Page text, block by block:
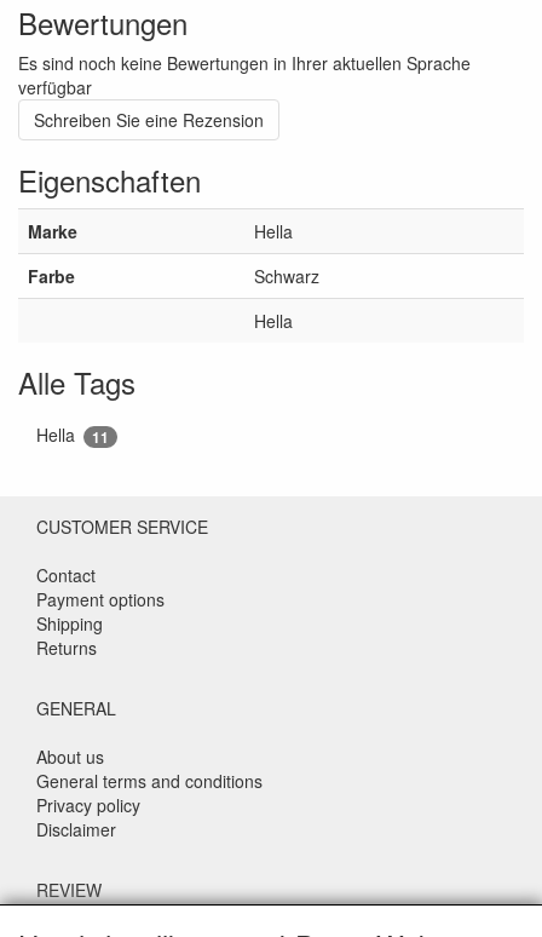
Bewertungen
Es sind noch keine Bewertungen in Ihrer aktuellen Sprache
verfügbar
Schreiben Sie eine Rezension
Eigenschaften
Marke
Hella
Farbe
Schwarz
Hella
Alle Tags
Hella 11
CUSTOMER SERVICE
Contact
Payment options
Shipping
Returns
GENERAL
About us
General terms and conditions
Privacy policy
Disclaimer
REVIEW